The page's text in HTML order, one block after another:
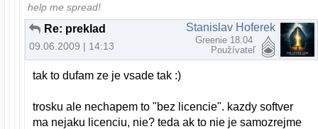
help me spread!
Re: preklad
09.06.2009 | 14:13
Stanislav Hoferek
Greenie 18.04
Používateľ
tak to dufam ze je vsade tak :)
trosku ale nechapem to "bez licencie". kazdy softver
ma nejaku licenciu, nie? teda ak to nie je samozrejme